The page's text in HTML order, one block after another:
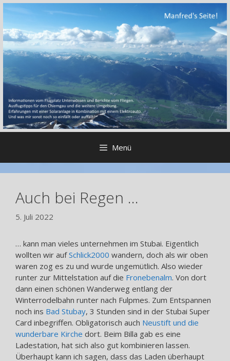
Zum
springen
Menü
Auch bei Regen …
5. Juli 2022
… kann man vieles unternehmen im Stubai. Eigentlich
wollten wir aufSchlick2000 wandern, doch als wir oben
waren zog es zu und wurde ungemütlich. Also wieder
runter zur Mittelstation auf die Fronebenalm. Von dort
dann einen schönen Wanderweg entlang der
Winterrodelbahn runter nach Fulpmes. Zum Entspannen
noch ins Bad Stubay, 3 Stunden sind in der Stubai Super
Card inbegriffen. Obligatorisch auch Neustift und die
wunderbare Kirche dort. Beim Billa gab es eine
Ladestation, hat sich also gut kombinieren lassen.
Überhaupt kann ich sagen, dass das Laden überhaupt